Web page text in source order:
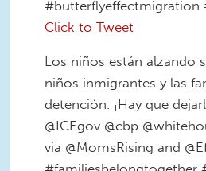
#butterflyeffectmigration
Click to Tweet
Los niños están alzando
niños inmigrantes y las
detención. ¡Hay que
@ICEgov @cbp
via @MomsRising and